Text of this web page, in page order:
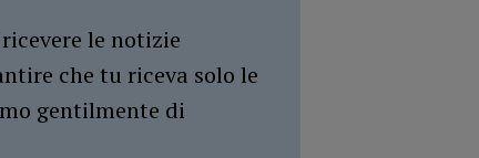
le notizie
che tu riceva solo le
gentilmente di